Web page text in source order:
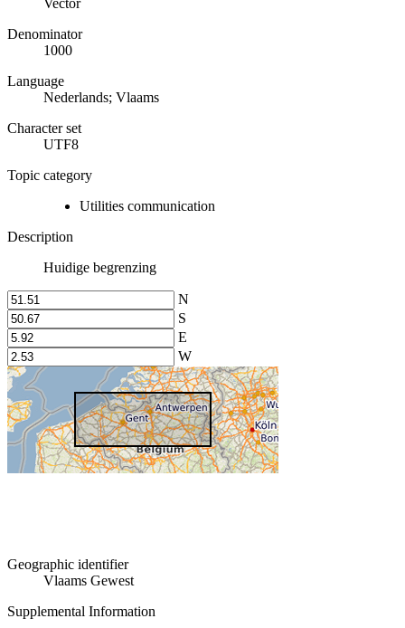
Vector
Denominator
1000
Language
Nederlands; Vlaams
Character set
UTF8
Topic category
Utilities communication
Description
Huidige begrenzing
N
S
E
W
Geographic identifier
Vlaams Gewest
Supplemental Information